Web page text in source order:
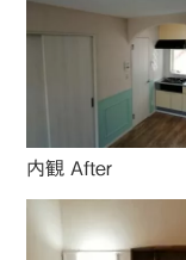
内観 After